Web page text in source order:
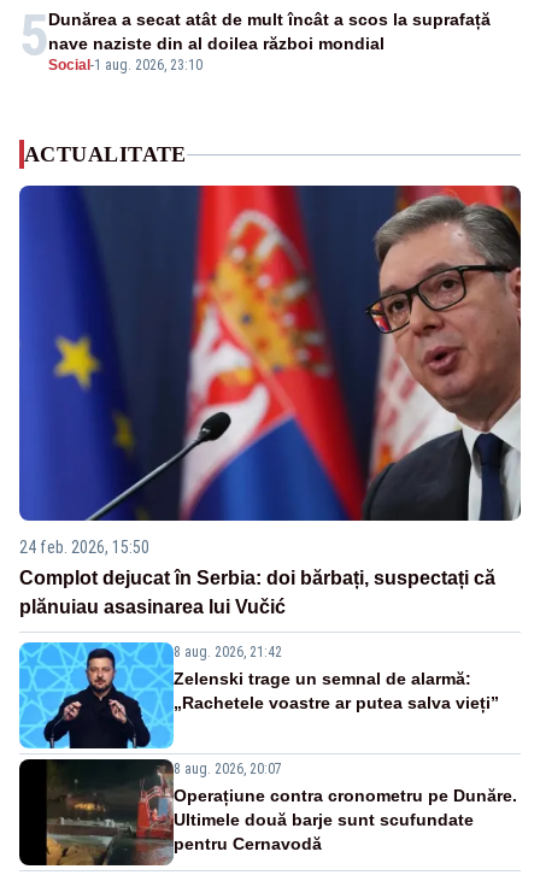
5Social -1 aug. 2026, 23:10
Dunărea a secat atât de mult încât a scos la suprafață
nave naziste din al doilea război mondial
ACTUALITATE
24 feb. 2026, 15:50
Complot dejucat în Serbia: doi bărbați, suspectați că
plănuiau asasinarea lui Vučić
8 aug. 2026, 21:42
Zelenski trage un semnal de alarmă:
„Rachetele voastre ar putea salva vieți”
8 aug. 2026, 20:07
Operațiune contra cronometru pe Dunăre.
Ultimele două barje sunt scufundate
pentru Cernavodă